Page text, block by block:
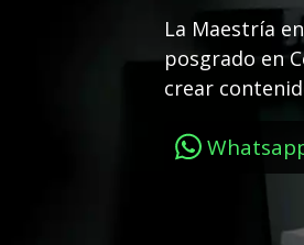
La Maestría
posgrado en
crear